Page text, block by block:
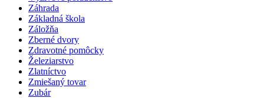
Záhrada
Základná škola
Záložňa
Zberné dvory
Zdravotné pomôcky
Železiarstvo
Zlatníctvo
Zmiešaný tovar
Zubár